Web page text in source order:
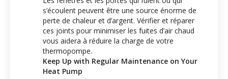
s’écoulent peuvent être une source énorme de
perte de chaleur et d’argent. Vérifier et réparer
ces joints pour minimiser les fuites d’air chaud
vous aidera à réduire la charge de votre
thermopompe.
Keep Up with Regular Maintenance on Your
Heat Pump